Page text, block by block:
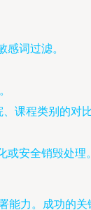
词过滤。
课程类别的对比
安全销毁处理。
能力。成功的